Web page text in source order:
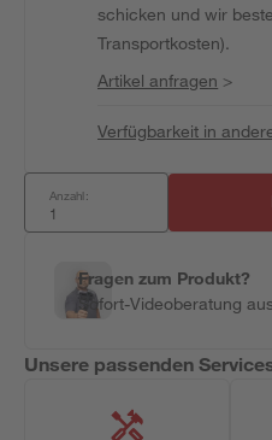
schicken und wir
Transportkosten).
Artikel anfragen >
Verfügbarkeit in
Anzahl:
Fragen zum Produkt?
Sofort-Videoberatung
Unsere passenden